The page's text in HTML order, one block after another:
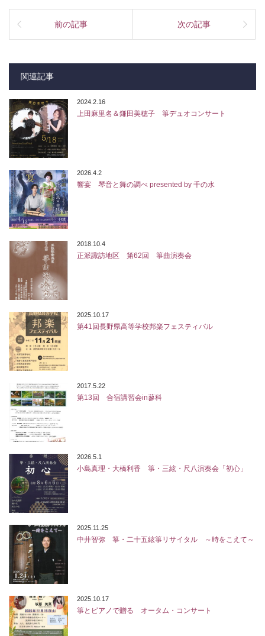
前の記事 次の記事
関連記事
2024.2.16
上田麻里名＆鎌田美穂子 箏デュオコンサート
2026.4.2
響宴 琴音と舞の調べ presented by 千の水
2018.10.4
正派諏訪地区 第62回 箏曲演奏会
2025.10.17
第41回長野県高等学校邦楽フェスティバル
2017.5.22
第13回 合宿講習会in蓼科
2026.5.1
小島真理・大橋利香 箏・三絃・尺八演奏会「初心」
2025.11.25
中井智弥 箏・二十五絃箏リサイタル ～時をこえて～
2025.10.17
箏とピアノで贈る オータム・コンサート